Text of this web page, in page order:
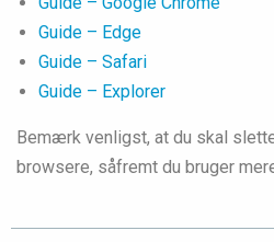
Guide – Edge
Guide – Safari
Guide – Explorer
Bemærk venligst, at du skal
browsere, såfremt du bruger